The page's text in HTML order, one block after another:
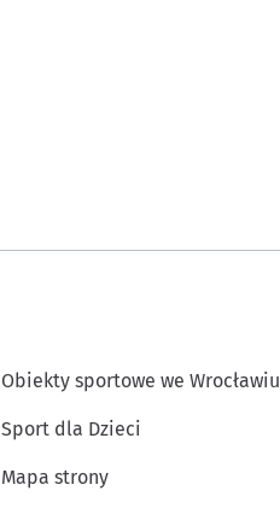
Obiekty sportowe we Wrocławiu
Sport dla Dzieci
Mapa strony